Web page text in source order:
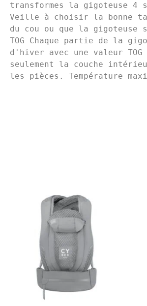
transformes la gigoteuse 4
Veille à choisir la bonne
du cou ou que la
TOG Chaque partie de la
d'hiver avec une valeur
seulement la couche
les pièces. Température